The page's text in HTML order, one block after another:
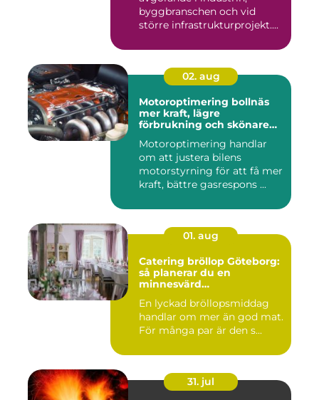
byggbranschen och vid
större infrastrukturprojekt....
02. aug
Motoroptimering bollnäs
mer kraft, lägre
förbrukning och skönare
Motoroptimering handlar
om att justera bilens
motorstyrning för att få mer
kraft, bättre gasrespons ...
01. aug
Catering bröllop Göteborg:
så planerar du en
minnesvärd
En lyckad bröllopsmiddag
handlar om mer än god mat.
För många par är den s...
31. jul